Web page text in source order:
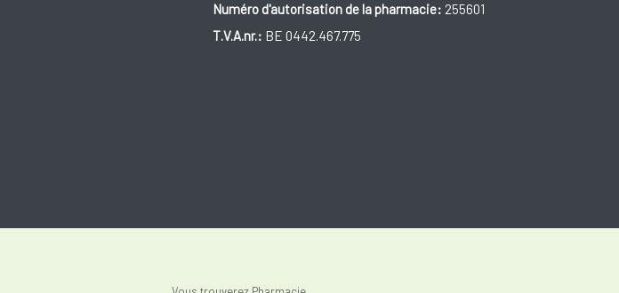
Numéro d'autorisation de la pharmacie: 255601
T.V.A.nr.: BE 0442.467.775